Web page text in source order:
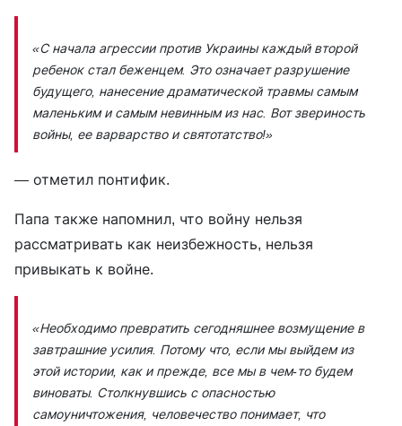
«С начала агрессии против Украины каждый второй
ребенок стал беженцем. Это означает разрушение
будущего, нанесение драматической травмы самым
маленьким и самым невинным из нас. Вот звериность
войны, ее варварство и святотатство!»
— отметил понтифик.
Папа также напомнил, что войну нельзя
рассматривать как неизбежность, нельзя
привыкать к войне.
«Необходимо превратить сегодняшнее возмущение в
завтрашние усилия. Потому что, если мы выйдем из
этой истории, как и прежде, все мы в чем-то будем
виноваты. Столкнувшись с опасностью
самоуничтожения, человечество понимает, что